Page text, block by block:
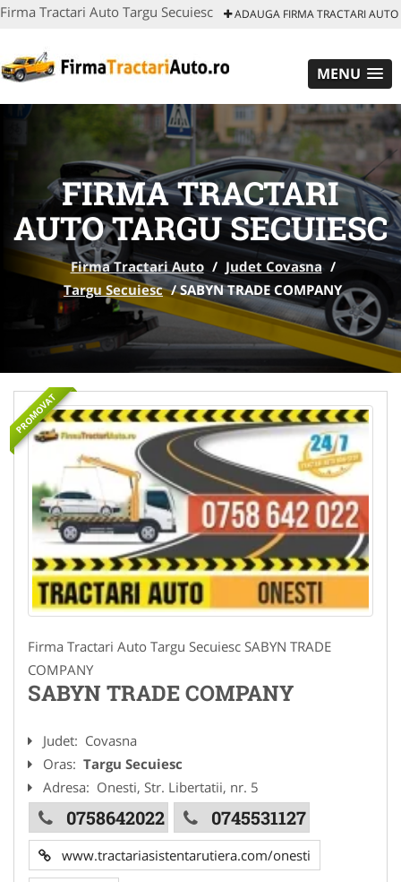
Firma Tractari Auto Targu Secuiesc ADAUGA FIRMA TRACTARI AUTO
MENU
FIRMA TRACTARI
AUTO TARGU SECUIESC
Firma Tractari Auto / Judet Covasna /
Targu Secuiesc /SABYN TRADE COMPANY
PROMOVAT
Firma Tractari Auto Targu Secuiesc SABYN TRADE
COMPANY
SABYN TRADE COMPANY
Judet: Covasna
Oras: Targu Secuiesc
Adresa: Onesti, Str. Libertatii, nr. 5
0758642022 0745531127
www.tractariasistentarutiera.com/onesti